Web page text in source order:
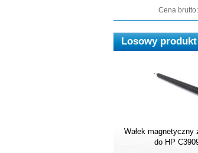
Cena brutto:
Losowy produkt
Wałek magnetyczny
do HP